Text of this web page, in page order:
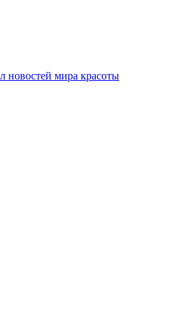
новостей мира красоты